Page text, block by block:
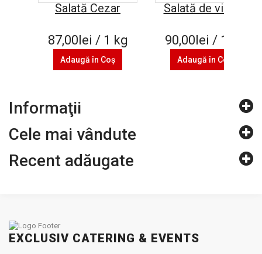
Salată Cezar
87,00lei / 1 kg
Adaugă în Coş
Salată de vinete
90,00lei / 1 kg
Adaugă în Coş
Informaţii
Cele mai vândute
Recent adăugate
EXCLUSIV CATERING & EVENTS